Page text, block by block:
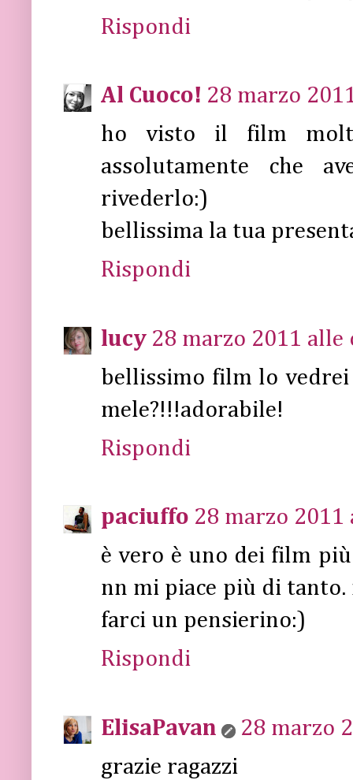
Rispondi
Al Cuoco! 28 marzo
ho visto il film
assolutamente che
rivederlo:)
bellissima la tua
Rispondi
lucy 28 marzo 2011 alle
bellissimo film lo
mele?!!!adorabile!
Rispondi
paciuffo 28 marzo 2011
è vero è uno dei film
nn mi piace più di
farci un pensierino:)
Rispondi
ElisaPavan
28 marzo
grazie ragazzi